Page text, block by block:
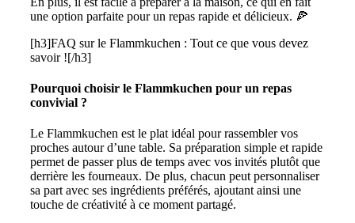
une option parfaite pour un repas rapide et délicieux. 🍕
[h3]FAQ sur le Flammkuchen : Tout ce que vous devez
savoir ![/h3]
Pourquoi choisir le Flammkuchen pour un repas
convivial ?
Le Flammkuchen est le plat idéal pour rassembler vos
proches autour d’une table. Sa préparation simple et rapide
permet de passer plus de temps avec vos invités plutôt que
derrière les fourneaux. De plus, chacun peut personnaliser
sa part avec ses ingrédients préférés, ajoutant ainsi une
touche de créativité à ce moment partagé.